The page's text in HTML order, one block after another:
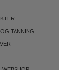
TANNING